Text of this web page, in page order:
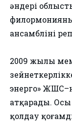
әндері
ансамблінің
2009 жылы
энерго»
атқарады.
қолдау